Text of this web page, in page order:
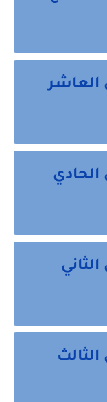
العاشر
الحادي